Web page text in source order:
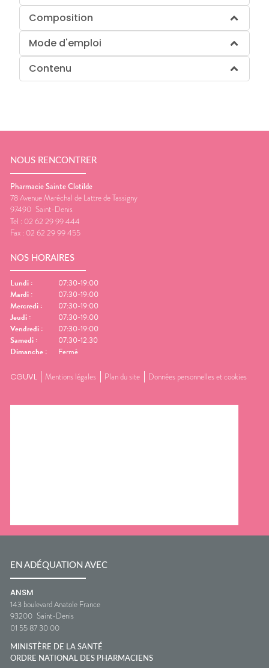
Composition
Mode d'emploi
Contenu
NOUS RENCONTRER
Pharmacie Sainte Clotilde
78 Avenue Maréchal de Lattre de Tassigny
97490 Saint-Denis
Tel : 02 62 29 99 444
Fax : 02 62 29 99 455
NOS HORAIRES
Lundi :
07:30-19:00
Mardi :
07:30-19:00
Mercredi :
07:30-19:00
Jeudi :
07:30-19:00
Vendredi :
07:30-19:00
Samedi :
07:30-12:30
Dimanche : Fermé
CGUVL Mentions légales Plan du site Données personnelles et cookies
EN ADÉQUATION AVEC
ANSM
143 boulevard Anatole France
93200 Saint-Denis
01 55 87 30 00
MINISTÈRE DE LA SANTÉ
ORDRE NATIONAL DES PHARMACIENS